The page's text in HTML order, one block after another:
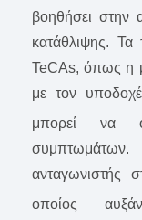
βοηθήσει στην
κατάθλιψης. Τα
TeCAs, όπως η
με τον
μπορεί να
ανταγωνιστής
οποίος